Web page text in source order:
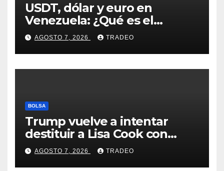
USDT, dólar y euro en
Venezuela: ¿Qué es el
fenómeno “Rockets and
Feathers”?
AGOSTO 7, 2026 TRADEO
BOLSA
Trump vuelve a intentar
destituir a Lisa Cook con
acusaciones de fraude
hipotecario
AGOSTO 7, 2026 TRADEO